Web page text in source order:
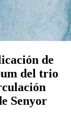
de
del trio
Senyor